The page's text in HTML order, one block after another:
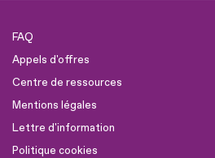
FAQ
Appels d'offres
Centre de ressources
Mentions légales
Lettre d'information
Politique cookies